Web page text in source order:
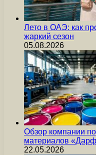
Лето в ОАЭ: как
жаркий сезон
05.08.2026
Обзор компании
материалов
22.05.2026